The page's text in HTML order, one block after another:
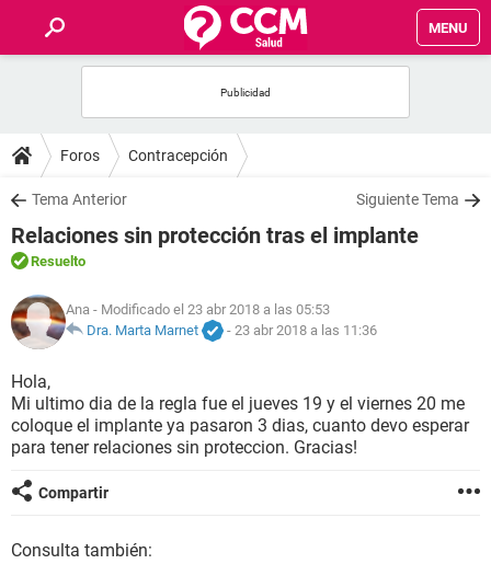
MENU
FOROS
SALUD
FAMILIA
NUTRICIÓN
SEXUALIDAD
GLOSARIO
Foros Contracepción
Tema Anterior Siguiente Tema
Relaciones sin protección tras el implante
Resuelto
Ana - Modificado el 23 abr 2018 a las 05:53
Dra. Marta Marnet
- 23 abr 2018 a las 11:36
Hola,
Mi ultimo dia de la regla fue el jueves 19 y el viernes 20 me
coloque el implante ya pasaron 3 dias, cuanto devo esperar
para tener relaciones sin proteccion. Gracias!
Compartir
Consulta también: